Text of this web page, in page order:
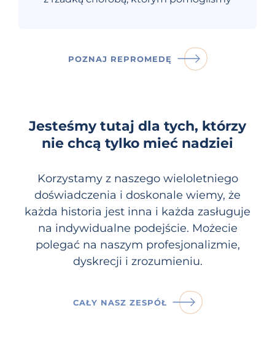
POZNAJ REPROMEDĘ
Jesteśmy tutaj dla tych, którzy
nie chcą tylko mieć nadziei
Korzystamy z naszego wieloletniego
doświadczenia i doskonale wiemy, że
każda historia jest inna i każda zasługuje
na indywidualne podejście. Możecie
polegać na naszym profesjonalizmie,
dyskrecji i zrozumieniu.
CAŁY NASZ ZESPÓŁ